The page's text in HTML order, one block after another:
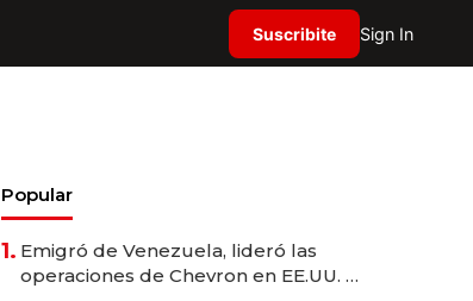
Suscribite Sign In
Popular
1. Emigró de Venezuela, lideró las
operaciones de Chevron en EE.UU. y